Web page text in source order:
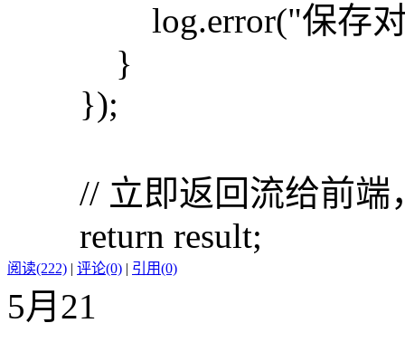
log.error("保存对话
}
});
// 立即返回流给前端
return result;
阅读(222) | 评论(0) | 引用(0)
5月 21